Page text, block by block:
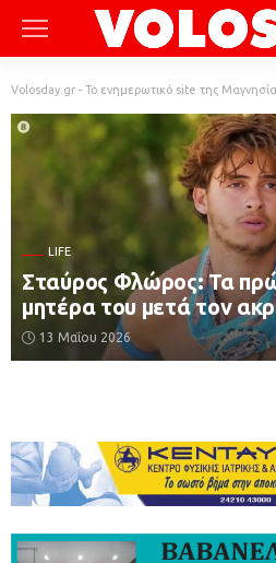
Volosday.gr - Το ενημερωτικό site της
LIFE
Σταύρος Φλώρος: Τα
μητέρα του μετά τον
13 Μαΐου 2026